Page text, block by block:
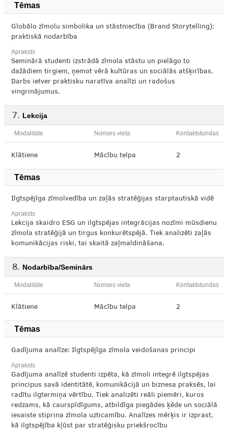
Tēmas
Globālo zīmolu simbolika un stāstniecība (Brand Storytelling):
praktiskā nodarbība
Apraksts
Seminārā studenti izstrādā zīmola stāstu un pielāgo to
dažādiem tirgiem, ņemot vērā kultūras un sociālās atšķirības.
Darbs ietver praktisku naratīva analīzi un radošus
vingrinājumus.
Lekcija
Modalitāte Norises vieta Kontaktstundas
Klātiene Mācību telpa 2
Tēmas
Ilgtspējīga zīmolvedība un zaļās stratēģijas starptautiskā vidē
Apraksts
Lekcija skaidro ESG un ilgtspējas integrācijas nozīmi mūsdienu
zīmola stratēģijā un tirgus konkurētspējā. Tiek analizēti zaļās
komunikācijas riski, tai skaitā zaļmaldināšana.
Nodarbība/Seminārs
Modalitāte Norises vieta Kontaktstundas
Klātiene Mācību telpa 2
Tēmas
Gadījuma analīze: Ilgtspējīga zīmola veidošanas principi
Apraksts
Gadījuma analīzē studenti izpēta, kā zīmoli integrē ilgtspējas
principus savā identitātē, komunikācijā un biznesa praksēs, lai
radītu ilgtermiņa vērtību. Tiek analizēti reāli piemēri, kuros
redzams, kā caurspīdīgums, atbildīga piegādes ķēde un sociālā
iesaiste stiprina zīmola uzticamību. Analīzes mērķis ir izprast,
kā ilgtspējība kļūst par stratēģisku priekšrocību